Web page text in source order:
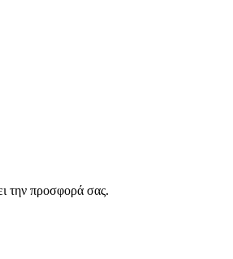
την προσφορά σας.